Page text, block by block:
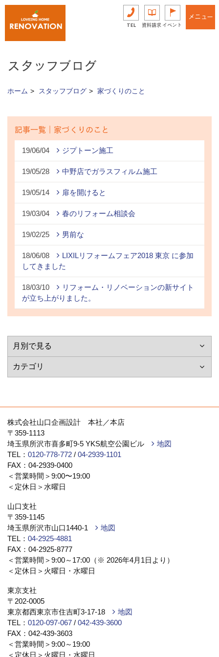
TEL 資料請求 イベント
メニュー
スタッフブログ
ホーム スタッフブログ 家づくりのこと
記事一覧｜家づくりのこと
19/06/04 ジプトーン施工
19/05/28 中野店でガラスフィルム施工
19/05/14 扉を開けると
19/03/04 春のリフォーム相談会
19/02/25 男前な
18/06/08
LIXILリフォームフェア2018 東京 に参加
してきました
18/03/10
リフォーム・リノベーションの新サイト
が立ち上がりました。
株式会社山口企画設計 本社／本店
〒359-1113
埼玉県所沢市喜多町9-5 YKS航空公園ビル
地図
TEL： 0120-778-772 / 04-2939-1101
FAX：04-2939-0400
＜営業時間＞9:00〜19:00
＜定休日＞水曜日
山口支社
〒359-1145
埼玉県所沢市山口1440-1
地図
TEL： 04-2925-4881
FAX：04-2925-8777
＜営業時間＞9:00～17:00（※ 2026年4月1日より）
＜定休日＞火曜日・水曜日
東京支社
〒202-0005
東京都西東京市住吉町3-17-18
地図
TEL： 0120-097-067 / 042-439-3600
FAX：042-439-3603
＜営業時間＞9:00～19:00
＜定休日＞火曜日・水曜日